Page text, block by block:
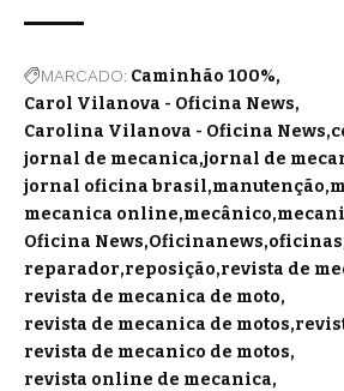
MARCADO: Caminhão 100%
Carol Vilanova - Oficina News
Carolina Vilanova - Oficina News
jornal de mecanica jornal de
jornal oficina brasil manutenção
mecanica online mecânico
Oficina News Oficinanews oficinas
reparador reposição revista de
revista de mecanica de moto
revista de mecanica de motos
revista de mecanico de motos
revista online de mecanica